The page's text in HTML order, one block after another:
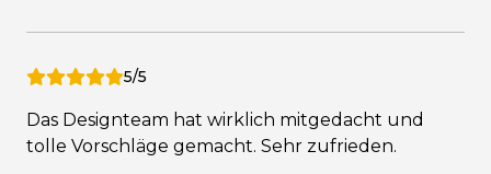
5/5
Das Designteam hat wirklich mitgedacht und
tolle Vorschläge gemacht. Sehr zufrieden.